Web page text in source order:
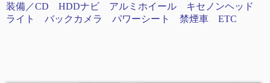
装備／CD HDDナビ アルミホイール キセノンヘッド
ライト バックカメラ パワーシート 禁煙車 ETC